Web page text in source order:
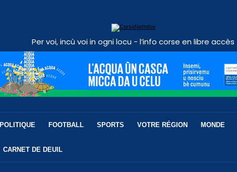
Per voi, incù voi in ogni locu - l’info corse en libre accès
POLITIQUE FOOTBALL SPORTS VOTRE RÉGION MONDE
CARNET DE DEUIL